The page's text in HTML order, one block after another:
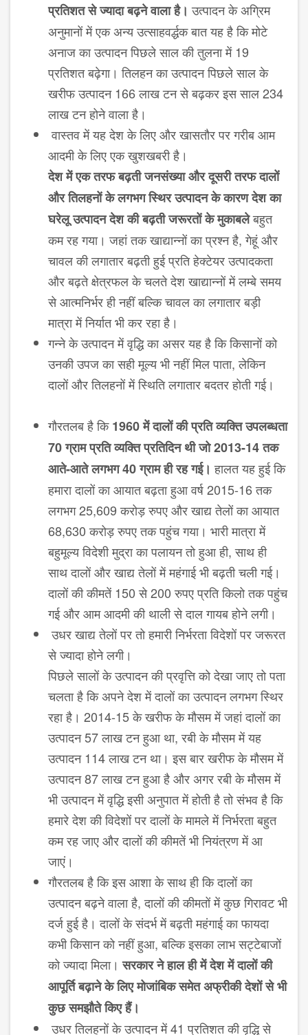
प्रतिशत से ज्यादा बढ़ने वाला है। उत्पादन के अग्रिम
अनुमानों में एक अन्य उत्साहवर्द्धक बात यह है कि मोटे
अनाज का उत्पादन पिछले साल की तुलना में 19
प्रतिशत बढ़ेगा। तिलहन का उत्पादन पिछले साल के
खरीफ उत्पादन 166 लाख टन से बढ़कर इस साल 234
लाख टन होने वाला है।
वास्तव में यह देश के लिए और खासतौर पर गरीब आम
आदमी के लिए एक खुशखबरी है।
देश में एक तरफ बढ़ती जनसंख्या और दूसरी तरफ दालों
और तिलहनों के लगभग स्थिर उत्पादन के कारण देश का
घरेलू उत्पादन देश की बढ़ती जरूरतों के मुकाबलेबहुत
कम रह गया। जहां तक खाद्यान्नों का प्रश्न है, गेहूं और
चावल की लगातार बढ़ती हुई प्रति हेक्टेयर उत्पादकता
और बढ़ते क्षेत्रफल के चलते देश खाद्यान्नों में लम्बे समय
से आत्मनिर्भर ही नहीं बल्कि चावल का लगातार बड़ी
मात्रा में निर्यात भी कर रहा है।
गन्ने के उत्पादन में वृद्धि का असर यह है कि किसानों को
उनकी उपज का सही मूल्य भी नहीं मिल पाता, लेकिन
दालों और तिलहनों में स्थिति लगातार बदतर होती गई।
गौरतलब है कि1960में दालों की प्रति व्यक्ति उपलब्धता
70ग्राम प्रति व्यक्ति प्रतिदिन थी जो2013-14तक
आते-आते लगभग40ग्राम ही रह गई। हालत यह हुई कि
हमारा दालों का आयात बढ़ता हुआ वर्ष 2015-16 तक
लगभग 25,609 करोड़ रुपए और खाद्य तेलों का आयात
68,630 करोड़ रुपए तक पहुंच गया। भारी मात्रा में
बहुमूल्य विदेशी मुद्रा का पलायन तो हुआ ही, साथ ही
साथ दालों और खाद्य तेलों में महंगाई भी बढ़ती चली गई।
दालों की कीमतें 150 से 200 रुपए प्रति किलो तक पहुंच
गई और आम आदमी की थाली से दाल गायब होने लगी।
उधर खाद्य तेलों पर तो हमारी निर्भरता विदेशों पर जरूरत
से ज्यादा होने लगी।
पिछले सालों के उत्पादन की प्रवृत्ति को देखा जाए तो पता
चलता है कि अपने देश में दालों का उत्पादन लगभग स्थिर
रहा है। 2014-15 के खरीफ के मौसम में जहां दालों का
उत्पादन 57 लाख टन हुआ था, रबी के मौसम में यह
उत्पादन 114 लाख टन था। इस बार खरीफ के मौसम में
उत्पादन 87 लाख टन हुआ है और अगर रबी के मौसम में
भी उत्पादन में वृद्धि इसी अनुपात में होती है तो संभव है कि
हमारे देश की विदेशों पर दालों के मामले में निर्भरता बहुत
कम रह जाए और दालों की कीमतें भी नियंत्रण में आ
जाएं।
गौरतलब है कि इस आशा के साथ ही कि दालों का
उत्पादन बढ़ने वाला है, दालों की कीमतों में कुछ गिरावट भी
दर्ज हुई है। दालों के संदर्भ में बढ़ती महंगाई का फायदा
कभी किसान को नहीं हुआ, बल्कि इसका लाभ सट्टेबाजों
को ज्यादा मिला।सरकार ने हाल ही में देश में दालों की
आपूर्ति बढ़ाने के लिए मोजांबिक समेत अफ्रीकी देशों से भी
कुछ समझौते किए हैं।
उधर तिलहनों के उत्पादन में 41 प्रतिशत की वृद्धि से